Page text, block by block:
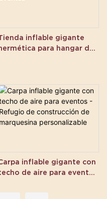
inflable gigante
para hangar de
inflable gigante con
de aire para eventos
marquesina